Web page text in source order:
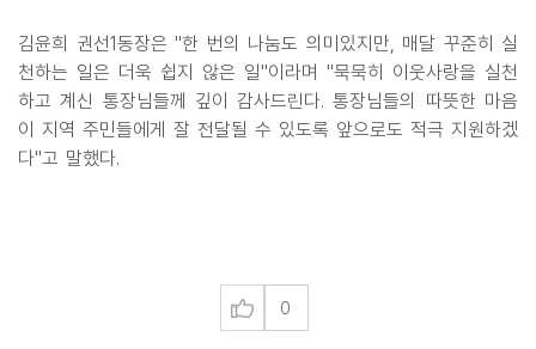
김윤희 권선1동장은 "한 번의 나눔도 의미있지만, 매달 꾸준히 실
천하는 일은 더욱 쉽지 않은 일"이라며 "묵묵히 이웃사랑을 실천
하고 계신 통장님들께 깊이 감사드린다. 통장님들의 따뜻한 마음
이 지역 주민들에게 잘 전달될 수 있도록 앞으로도 적극 지원하겠
다"고 말했다.
0